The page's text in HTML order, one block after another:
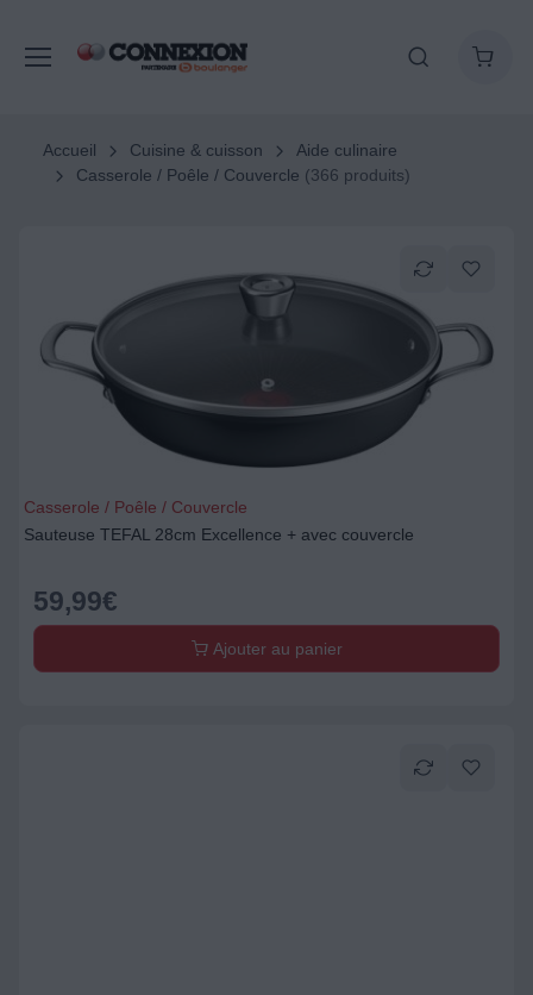
Accueil Cuisine & cuisson
Aide culinaire
Casserole / Poêle / Couvercle (366 produits)
Casserole / Poêle / Couvercle
Sauteuse TEFAL 28cm Excellence + avec couvercle
59,99€
Ajouter au panier